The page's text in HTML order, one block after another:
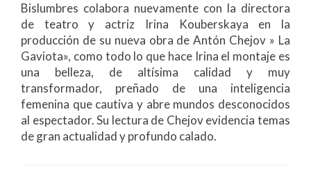
Bislumbres colabora nuevamente con la directora
de teatro y actriz Irina Kouberskaya en la
producción de su nueva obra de Antón Chejov » La
Gaviota», como todo lo que hace Irina el montaje es
una belleza, de altísima calidad y muy
transformador, preñado de una inteligencia
femenina que cautiva y abre mundos desconocidos
al espectador. Su lectura de Chejov evidencia temas
de gran actualidad y profundo calado.